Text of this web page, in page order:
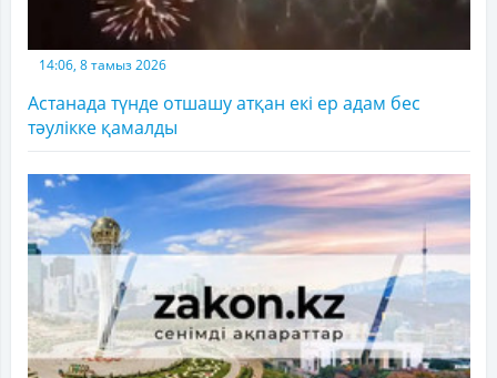
14:06, 8 тамыз 2026
Астанада түнде отшашу атқан екі ер адам бес
тәулікке қамалды